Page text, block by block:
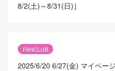
8/2(土)～8/31(日)］
FANCLUB
2025/6/20 6/27(金) マイペー